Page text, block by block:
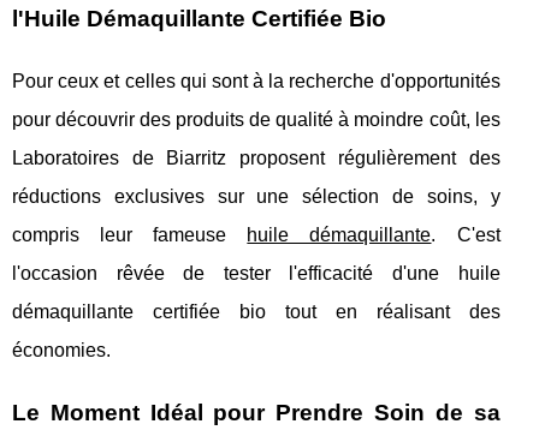
l'Huile Démaquillante Certifiée Bio
Pour ceux et celles qui sont à la recherche d'opportunités
pour découvrir des produits de qualité à moindre coût, les
Laboratoires de Biarritz proposent régulièrement des
réductions exclusives sur une sélection de soins, y
compris leur fameuse huile démaquillante. C'est
l'occasion rêvée de tester l'efficacité d'une huile
démaquillante certifiée bio tout en réalisant des
économies.
Le Moment Idéal pour Prendre Soin de sa